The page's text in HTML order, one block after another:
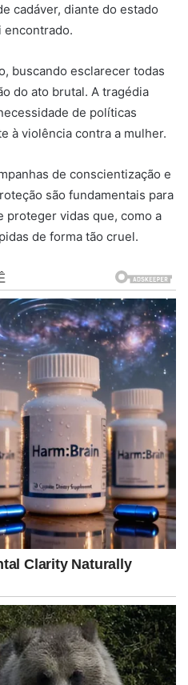
cadáver, diante do estado
encontrado.
buscando esclarecer todas
do ato brutal. A tragédia
de políticas
à violência contra a mulher.
de conscientização e
são fundamentais para
proteger vidas que, como a
de forma tão cruel.